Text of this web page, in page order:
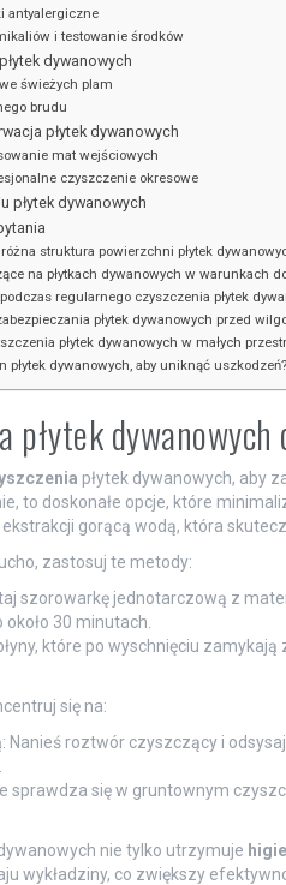
antyalergiczne
i testowanie środków
dywanowych
świeżych plam
brudu
płytek dywanowych
mat wejściowych
czyszczenie okresowe
płytek dywanowych
struktura powierzchni płytek
na płytkach dywanowych w warunkach
regularnego czyszczenia płytek
płytek dywanowych przed
płytek dywanowych w małych
płytek dywanowych, aby uniknąć uszkodzeń?
płytek
płytek dywanowych, aby
to doskonałe opcje, które
gorącą wodą, która
zastosuj te metody:
szorowarkę jednotarczową z
30 minutach.
które po wyschnięciu
się na:
: Nanieś roztwór czyszczący i
sprawdza się w gruntownym
nie tylko utrzymuje
wykładziny, co zwiększy